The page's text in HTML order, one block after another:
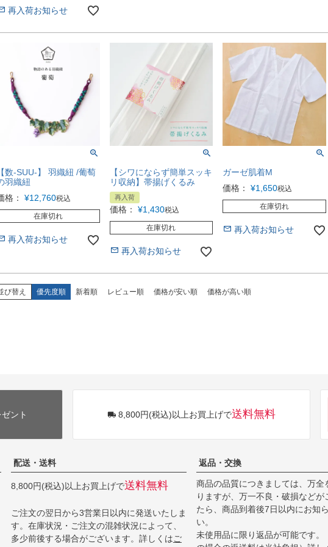
再入荷お知らせ
【数-SUU-】 羽織紐 /葡萄
羽織紐
格：
¥12,760税込
在庫切れ
再入荷お知らせ
【シワにならず簡単スッキ
リ収納】帯揚げくるみ
再入荷
価格： ¥1,430税込
在庫切れ
再入荷お知らせ
ガーゼ肌着M
価格：
¥1,650税込
在庫切れ
再入荷お知らせ
び替え 優先度順 新着順 レビュー順 価格が安い順 価格が高い順
ント 8,800円(税込)以上お買上げで送料無料
配送・送料
8,800円(税込)以上お買上げで送料無料
ご注文の翌日から3営業日以内に発送いたしま
す。在庫状況・ご注文の混雑状況によって、
多少前後する場合がございます。詳しくはご
返品・交換
商品の品質につきましては、万全
りますが、万一不良・破損などが
たら、商品到着後7日以内にお知
い。
未使用品に限り返品が可能です。